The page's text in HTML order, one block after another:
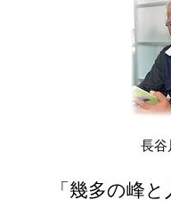
長谷
「幾多の峰